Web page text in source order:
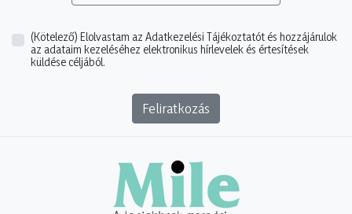
(Kötelező) Elolvastam az Adatkezelési Tájékoztatót és hozzájárulok
az adataim kezeléséhez elektronikus hírlevelek és értesítések
küldése céljából.
Feliratkozás